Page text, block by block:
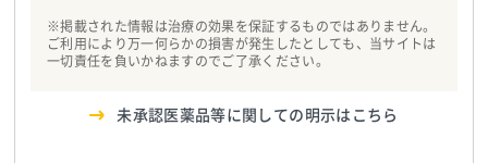
※掲載された情報は治療の効果を保証するものではありません。
ご利用により万一何らかの損害が発生したとしても、当サイトは
一切責任を負いかねますのでご了承ください。
未承認医薬品等に関しての明示はこちら